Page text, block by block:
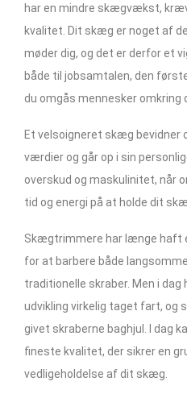
har en mindre skægvækst,
kvalitet. Dit skæg er noget af
møder dig, og det er derfor et
både til jobsamtalen, den
du omgås mennesker omkring
Et velsoigneret skæg bevidner
værdier og går op i sin
overskud og maskulinitet, når
tid og energi på at holde dit
Skægtrimmere har længe haft
for at barbere både
traditionelle skraber. Men i dag
udvikling virkelig taget fart, og
givet skraberne baghjul. I dag
fineste kvalitet, der sikrer en
vedligeholdelse af dit skæg.